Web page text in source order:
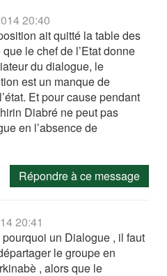
20:40
ait quitté la table des
le chef de l’Etat donne
du dialogue, le
est un manque de
Et pour cause pendant
Diabré ne peut pas
en l’absence de
Répondre à ce message
20:41
un Dialogue , il faut
le groupe en
, alors que le